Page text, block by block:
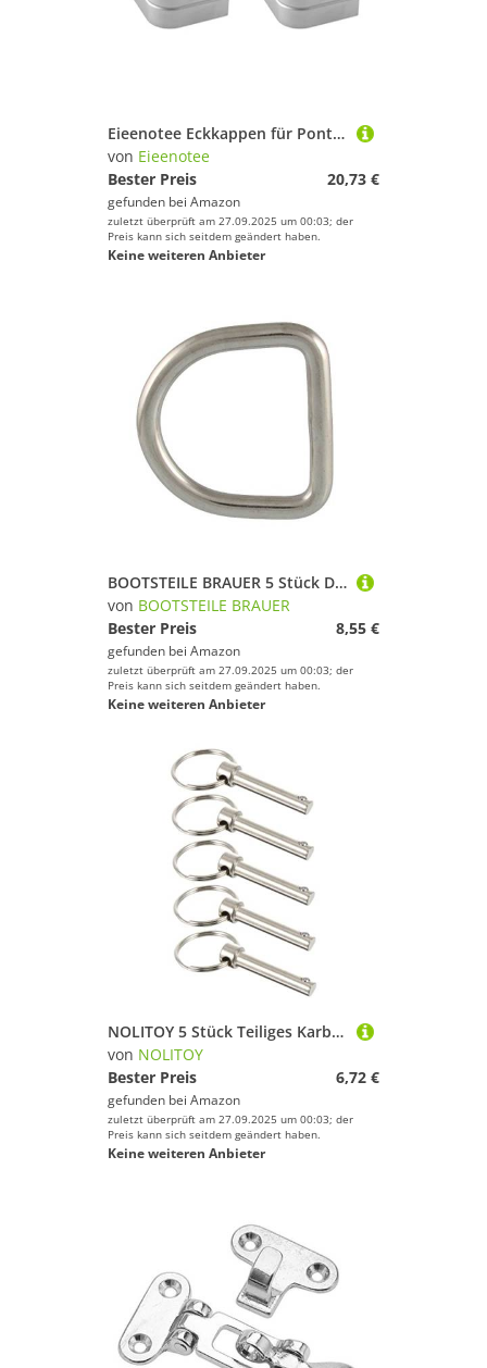
Eieenotee Eckkappen für Pontonboote, Robuste Eckkappen Aus Aluminium für Boote, 90 Grad Abgerundete Deckbeschläge
von Eieenotee
Bester Preis
20,73 €
gefunden bei Amazon
zuletzt überprüft am 27.09.2025 um 00:03; der
Preis kann sich seitdem geändert haben.
Keine weiteren Anbieter
BOOTSTEILE BRAUER 5 Stück D-Ring geschweißt, poliert D= 5 x 25 mm - Edelstahl A4
von BOOTSTEILE BRAUER
Bester Preis
8,55 €
gefunden bei Amazon
zuletzt überprüft am 27.09.2025 um 00:03; der
Preis kann sich seitdem geändert haben.
Keine weiteren Anbieter
NOLITOY 5 Stück Teiliges Karbonstahl Sicherungsstifte mit Kugel Schnellspannbolzen für Boots Bimini top Langlebige Deckbeschläge Federbelastete Verriegelung Robust und Korrosionsbeständig
von NOLITOY
Bester Preis
6,72 €
gefunden bei Amazon
zuletzt überprüft am 27.09.2025 um 00:03; der
Preis kann sich seitdem geändert haben.
Keine weiteren Anbieter